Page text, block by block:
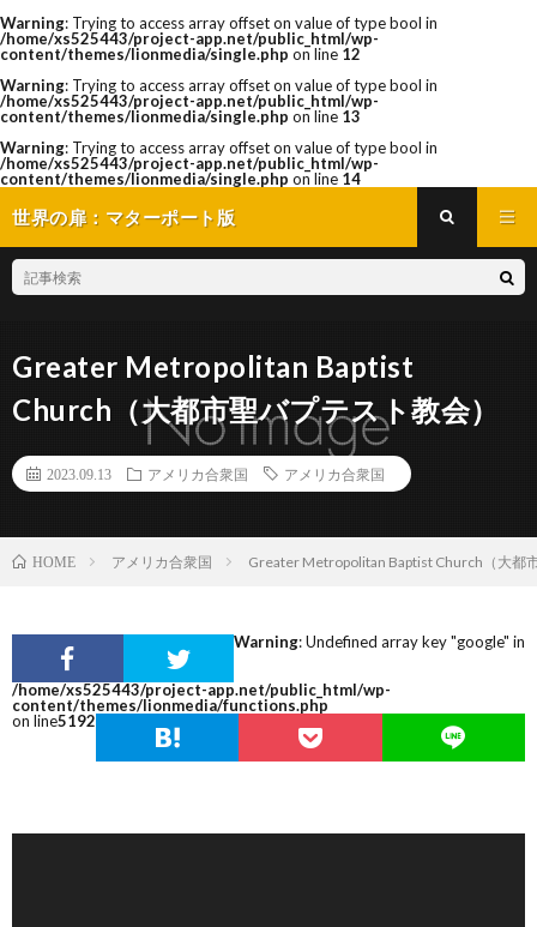
Warning: Trying to access array offset on value of type bool in
/home/xs525443/project-app.net/public_html/wp-
content/themes/lionmedia/single.php on line 12
Warning: Trying to access array offset on value of type bool in
/home/xs525443/project-app.net/public_html/wp-
content/themes/lionmedia/single.php on line 13
Warning: Trying to access array offset on value of type bool in
/home/xs525443/project-app.net/public_html/wp-
content/themes/lionmedia/single.php on line 14
世界の扉：マターポート版
Greater Metropolitan Baptist
Church（大都市聖バプテスト教会）
2023.09.13 アメリカ合衆国 アメリカ合衆国
HOME アメリカ合衆国 Greater Metropolitan Baptist Church（大都
Warning: Undefined array key "google" in
/home/xs525443/project-app.net/public_html/wp-
content/themes/lionmedia/functions.php
on line5192